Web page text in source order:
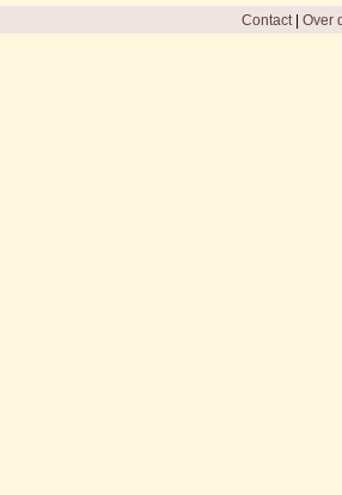
Contact| Over